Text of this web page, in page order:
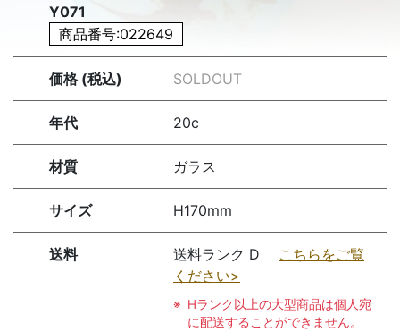
Y071
商品番号:022649
価格 (税込) SOLDOUT
年代 20c
材質 ガラス
サイズ H170mm
送料 送料ランク D こちらをご覧
ください>
Hランク以上の大型商品は個人宛
に配送することができません。